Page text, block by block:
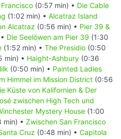
(0:57 min) • Die Cable
(1:02 min) • Alcatraz Island
Alcatraz (0:56 min) • Pier 39 &
Die Seelöwen am Pier 39 (1:30
(1:52 min) • The Presidio (0:50
min) • Haight-Ashbury (0:36
(0:50 min) • Painted Ladies
Himmel im Mission District (0:56
Küste von Kalifornien & Der
zwischen High Tech und
Mystery House (1:00
min) • Zwischen San Francisco
Cruz (0:48 min) • Capitola